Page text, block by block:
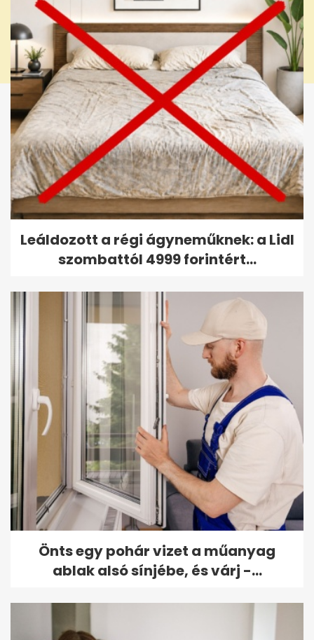
Leáldozott a régi ágyneműknek: a Lidl
szombattól 4999 forintért...
Önts egy pohár vizet a műanyag
ablak alsó sínjébe, és várj -...